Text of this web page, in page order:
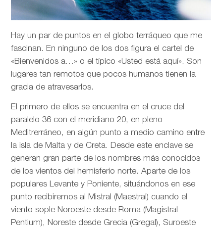
Hay un par de puntos en el globo terráqueo que me
fascinan. En ninguno de los dos figura el cartel de
«Bienvenidos a…» o el típico «Usted está aquí». Son
lugares tan remotos que pocos humanos tienen la
gracia de atravesarlos.
El primero de ellos se encuentra en el cruce del
paralelo 36 con el meridiano 20, en pleno
Meditrerráneo, en algún punto a medio camino entre
la isla de Malta y de Creta. Desde este enclave se
generan gran parte de los nombres más conocidos
de los vientos del hemisferio norte. Aparte de los
populares Levante y Poniente, situándonos en ese
punto recibiremos al Mistral (Maestral) cuando el
viento sople Noroeste desde Roma (Magistral
Pentium), Noreste desde Grecia (Gregal), Suroeste